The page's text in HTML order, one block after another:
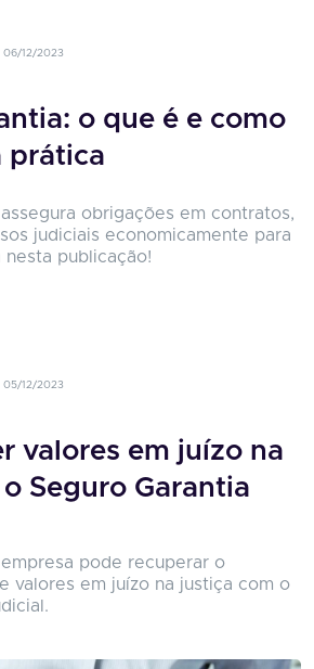
06/12/2023
o que é e como
prática
obrigações em contratos,
judiciais economicamente para
nesta publicação!
05/12/2023
valores em juízo na
Seguro Garantia
pode recuperar o
valores em juízo na justiça com o